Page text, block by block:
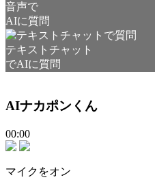
音声で
AIに質問
テキストチャット
でAIに質問
AIナカポンくん
00:00
マイクをオン